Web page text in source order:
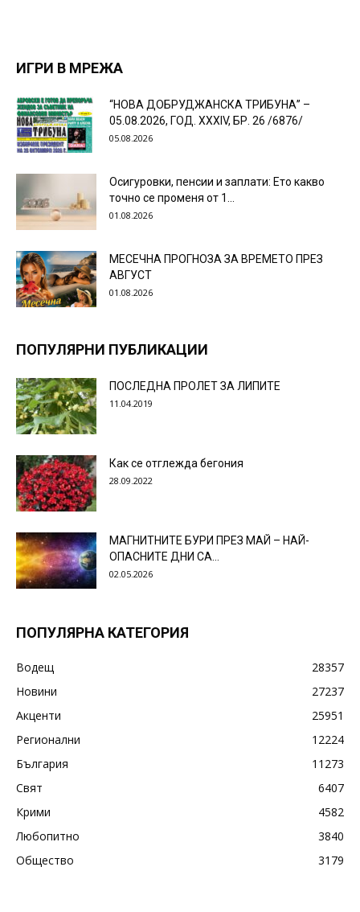
ИГРИ В МРЕЖА
“НОВА ДОБРУДЖАНСКА ТРИБУНА” –
05.08.2026, ГОД. XXХIV, БР. 26 /6876/
05.08.2026
Осигуровки, пенсии и заплати: Ето какво
точно се променя от 1...
01.08.2026
МЕСЕЧНА ПРОГНОЗА ЗА ВРЕМЕТО ПРЕЗ
АВГУСТ
01.08.2026
ПОПУЛЯРНИ ПУБЛИКАЦИИ
ПОСЛЕДНА ПРОЛЕТ ЗА ЛИПИТЕ
11.04.2019
Как се отглежда бегония
28.09.2022
МАГНИТНИТЕ БУРИ ПРЕЗ МАЙ – НАЙ-
ОПАСНИТЕ ДНИ СА…
02.05.2026
ПОПУЛЯРНА КАТЕГОРИЯ
Водещ
28357
Новини
27237
Акценти
25951
Регионални
12224
България
11273
Свят
6407
Крими
4582
Любопитно
3840
Общество
3179